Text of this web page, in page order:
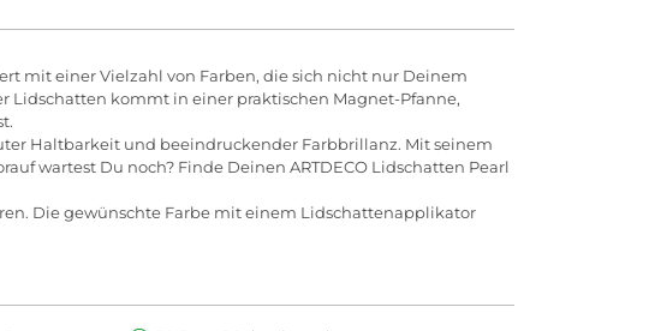
mit einer Vielzahl von Farben, die sich nicht nur Deinem
Lidschatten kommt in einer praktischen Magnet-Pfanne,
Haltbarkeit und beeindruckender Farbbrillanz. Mit seinem
wartest Du noch? Finde Deinen ARTDECO Lidschatten Pearl
Die gewünschte Farbe mit einem Lidschattenapplikator